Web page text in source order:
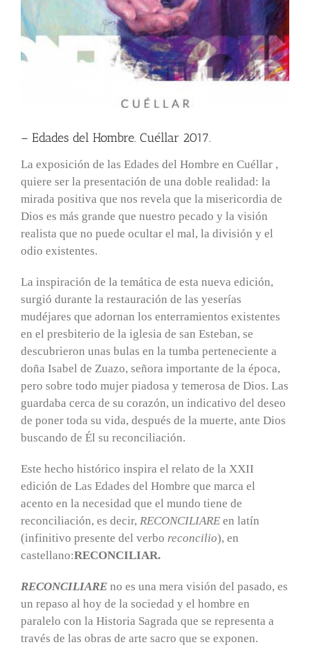
– Edades del Hombre. Cuéllar 2017.
La exposición de las Edades del Hombre en Cuéllar ,
quiere ser la presentación de una doble realidad: la
mirada positiva que nos revela que la misericordia de
Dios es más grande que nuestro pecado y la visión
realista que no puede ocultar el mal, la división y el
odio existentes.
La inspiración de la temática de esta nueva edición,
surgió durante la restauración de las yeserías
mudéjares que adornan los enterramientos existentes
en el presbiterio de la iglesia de san Esteban, se
descubrieron unas bulas en la tumba perteneciente a
doña Isabel de Zuazo, señora importante de la época,
pero sobre todo mujer piadosa y temerosa de Dios. Las
guardaba cerca de su corazón, un indicativo del deseo
de poner toda su vida, después de la muerte, ante Dios
buscando de Él su reconciliación.
Este hecho histórico inspira el relato de la XXII
edición de Las Edades del Hombre que marca el
acento en la necesidad que el mundo tiene de
reconciliación, es decir, RECONCILIARE en latín
(infinitivo presente del verbo reconcilio), en
castellano:RECONCILIAR.
RECONCILIARE no es una mera visión del pasado, es
un repaso al hoy de la sociedad y el hombre en
paralelo con la Historia Sagrada que se representa a
través de las obras de arte sacro que se exponen.